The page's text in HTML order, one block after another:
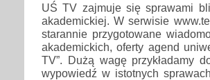
UŚ TV zajmuje się sprawami
akademickiej. W serwisie
starannie przygotowane
akademickich, oferty agend
TV”. Dużą wagę przykładamy
wypowiedź w istotnych